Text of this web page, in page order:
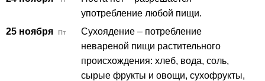
употребление любой пищи.
25 ноября
Пт
Сухоядение – потребление
невареной пищи растительного
происхождения: хлеб, вода, соль,
сырые фрукты и овощи, сухофрукты,